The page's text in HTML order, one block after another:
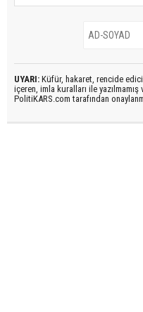
UYARI: Küfür, hakaret, rencide
içeren, imla kuralları ile
PolitiKARS.com tarafından